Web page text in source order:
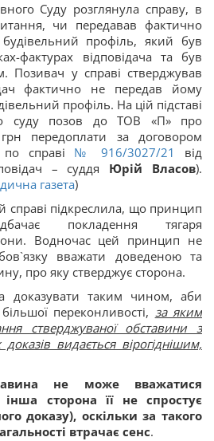
Суду розглянула справу, в
чи передавав фактично
будівельний профіль, який був
фактурах відповідача та був
Позивач у справі стверджував
фактично не передав йому
профіль. На цій підставі
суду позов до ТОВ «П» про
передоплати за договором
по справі № 916/3027/21
від
– суддя Юрій Власов).
газета)
справі підкреслила, що принцип
покладення тягаря
Водночас цей принцип не
вважати доведеною та
про яку стверджує сторона.
доказувати таким чином, аби
переконливості, за яким
стверджуваної обставини з
видається вірогіднішим,
не може вважатися
сторона її не спростує
доказу), оскільки за такого
втрачає сенс.